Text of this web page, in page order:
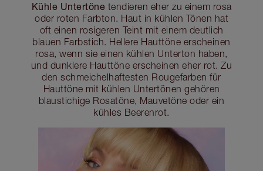
Kühle Untertöne tendieren eher zu einem rosa
oder roten Farbton. Haut in kühlen Tönen hat
oft einen rosigeren Teint mit einem deutlich
blauen Farbstich. Hellere Hauttöne erscheinen
rosa, wenn sie einen kühlen Unterton haben,
und dunklere Hauttöne erscheinen eher rot. Zu
den schmeichelhaftesten Rougefarben für
Hauttöne mit kühlen Untertönen gehören
blaustichige Rosatöne, Mauvetöne oder ein
kühles Beerenrot.